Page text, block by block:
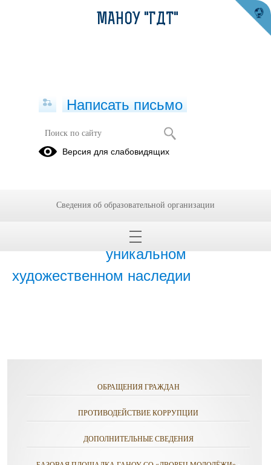
Публикации за 06.06.2026
Дворца хранит память
о великом поэте и
уникальном
художественном наследии
ОБРАЩЕНИЯ ГРАЖДАН
ПРОТИВОДЕЙСТВИЕ КОРРУПЦИИ
ДОПОЛНИТЕЛЬНЫЕ СВЕДЕНИЯ
МАНОУ "ГДТ"
Написать письмо
Версия для слабовидящих
Сведения об образовательной организации